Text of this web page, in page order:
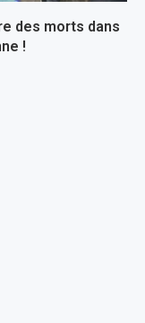
des morts dans
!